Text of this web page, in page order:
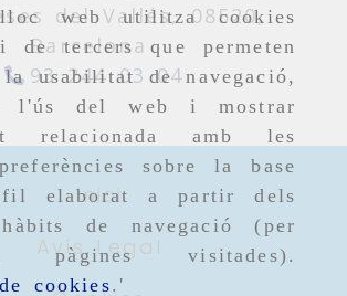
web utilitza cookies
de tercers que permeten
usabilitat de navegació,
l'ús del web i mostrar
relacionada amb les
sobre la base
elaborat a partir dels
de navegació (per
pàgines visitades).
cookies.'
del Vallés,08520,
Barcelona
93 244 03 04
Inici
Avís Legal